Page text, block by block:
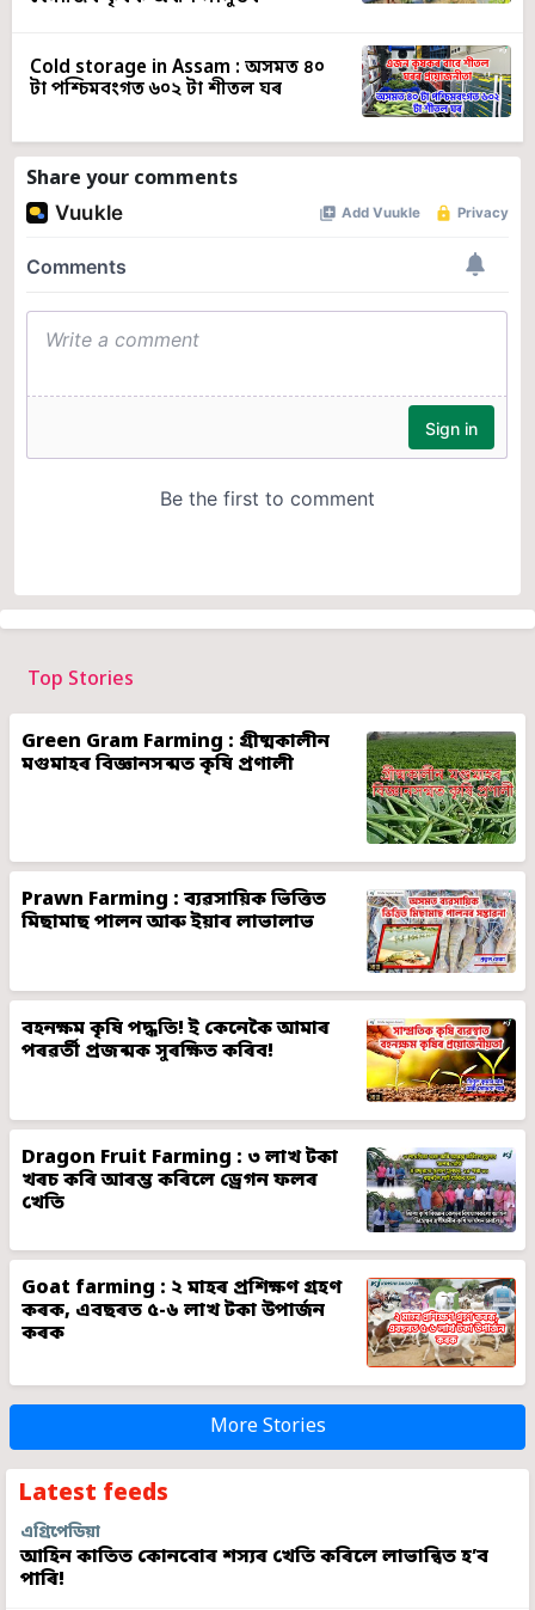
Cold storage in Assam : অসমত ৪০
টা পশ্চিমবংগত ৬০২ টা শীতল ঘৰ
Share your comments
Top Stories
Green Gram Farming : গ্ৰীষ্মকালীন
মগুমাহৰ বিজ্ঞানসন্মত কৃষি প্ৰণালী
Prawn Farming : ব্যৱসায়িক ভিত্তিত
মিছামাছ পালন আৰু ইয়াৰ লাভালাভ
বহনক্ষম কৃষি পদ্ধতি! ই কেনেকৈ আমাৰ
পৰৱৰ্তী প্ৰজন্মক সুৰক্ষিত কৰিব!
Dragon Fruit Farming : ৩ লাখ টকা
খৰচ কৰি আৰম্ভ কৰিলে ড্ৰেগন ফলৰ
খেতি
Goat farming : ২ মাহৰ প্ৰশিক্ষণ গ্ৰহণ
কৰক, এবছৰত ৫-৬ লাখ টকা উপাৰ্জন
কৰক
More Stories
Latest feeds
এগ্ৰিপেডিয়া
আহিন কাতিত কোনবোৰ শস্যৰ খেতি কৰিলে লাভান্বিত হ’ব
পাৰি!